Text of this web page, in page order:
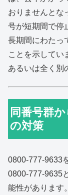
おりませんとな
号が短期間で停
長期間にわたっ
ことを示してい
あるいは全く別
同番号群
の対策
0800-777-9633
0800-777-9635
能性があります